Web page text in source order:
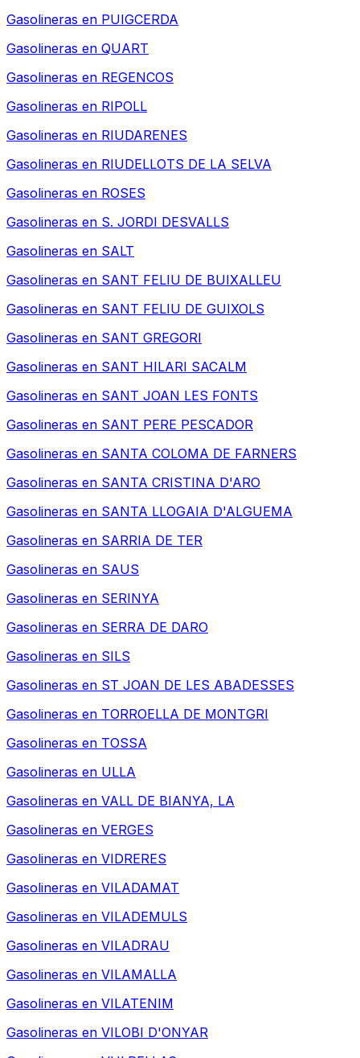
Gasolineras en PUIGCERDA
Gasolineras en QUART
Gasolineras en REGENCOS
Gasolineras en RIPOLL
Gasolineras en RIUDARENES
Gasolineras en RIUDELLOTS DE LA SELVA
Gasolineras en ROSES
Gasolineras en S. JORDI DESVALLS
Gasolineras en SALT
Gasolineras en SANT FELIU DE BUIXALLEU
Gasolineras en SANT FELIU DE GUIXOLS
Gasolineras en SANT GREGORI
Gasolineras en SANT HILARI SACALM
Gasolineras en SANT JOAN LES FONTS
Gasolineras en SANT PERE PESCADOR
Gasolineras en SANTA COLOMA DE FARNERS
Gasolineras en SANTA CRISTINA D'ARO
Gasolineras en SANTA LLOGAIA D'ALGUEMA
Gasolineras en SARRIA DE TER
Gasolineras en SAUS
Gasolineras en SERINYA
Gasolineras en SERRA DE DARO
Gasolineras en SILS
Gasolineras en ST JOAN DE LES ABADESSES
Gasolineras en TORROELLA DE MONTGRI
Gasolineras en TOSSA
Gasolineras en ULLA
Gasolineras en VALL DE BIANYA, LA
Gasolineras en VERGES
Gasolineras en VIDRERES
Gasolineras en VILADAMAT
Gasolineras en VILADEMULS
Gasolineras en VILADRAU
Gasolineras en VILAMALLA
Gasolineras en VILATENIM
Gasolineras en VILOBI D'ONYAR